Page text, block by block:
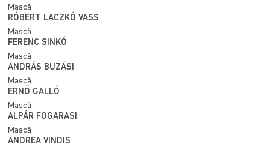
Mască
RÓBERT LACZKÓ VASS
Mască
FERENC SINKÓ
Mască
ANDRÁS BUZÁSI
Mască
ERNŐ GALLÓ
Mască
ALPÁR FOGARASI
Mască
ANDREA VINDIS